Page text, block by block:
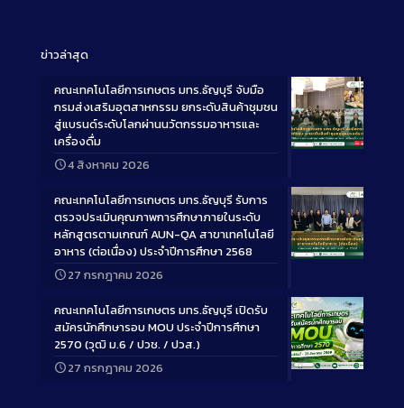
ข่าวล่าสุด
Long
คณะเทคโนโลยีการเกษตร มทร.ธัญบุรี จับมือ
กรมส่งเสริมอุตสาหกรรม ยกระดับสินค้าชุมชน
สู่แบรนด์ระดับโลกผ่านนวัตกรรมอาหารและ
เครื่องดื่ม
4 สิงหาคม 2026
Long
คณะเทคโนโลยีการเกษตร มทร.ธัญบุรี รับการ
ตรวจประเมินคุณภาพการศึกษาภายในระดับ
หลักสูตรตามเกณฑ์ AUN-QA สาขาเทคโนโลยี
อาหาร (ต่อเนื่อง) ประจำปีการศึกษา 2568
27 กรกฎาคม 2026
Long
คณะเทคโนโลยีการเกษตร มทร.ธัญบุรี เปิดรับ
สมัครนักศึกษารอบ MOU ประจำปีการศึกษา
2570 (วุฒิ ม.6 / ปวช. / ปวส.)
27 กรกฎาคม 2026